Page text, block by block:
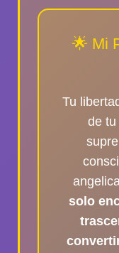
🌟 Mi
Tu
de
solo